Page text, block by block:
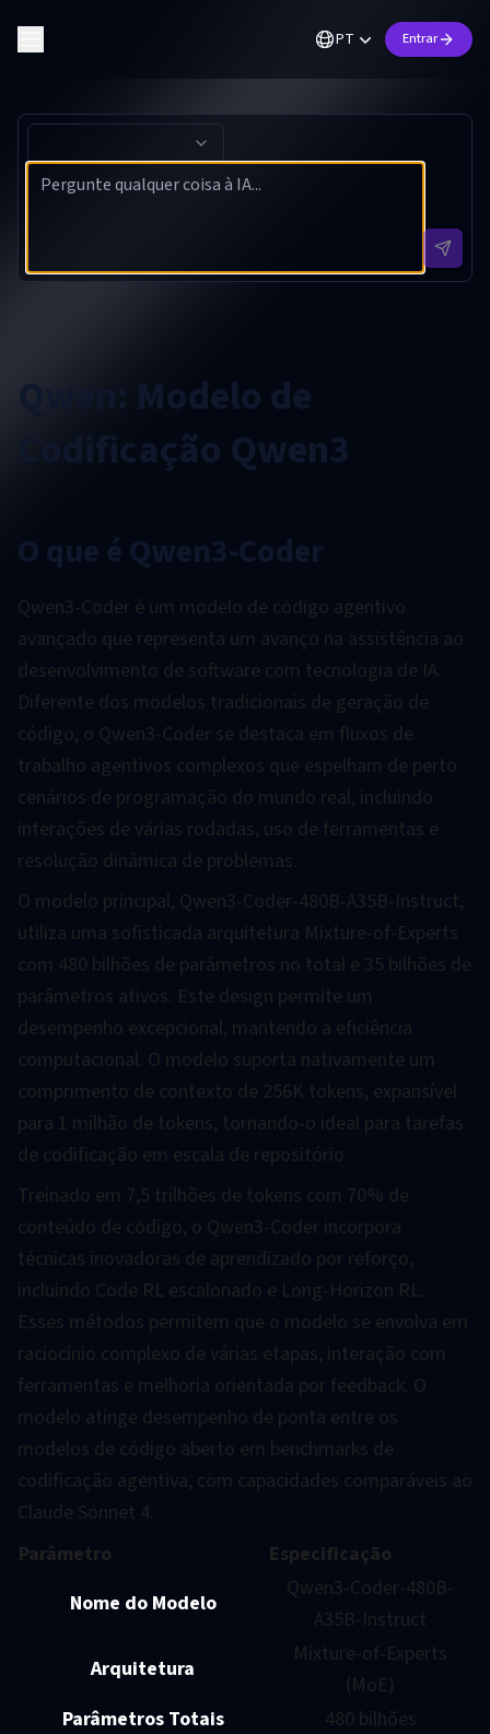
PT Entrar
Qwen: Modelo de
Codificação Qwen3
O que é Qwen3-Coder
Qwen3-Coder é um modelo de código agentivo
avançado que representa um avanço na assistência ao
desenvolvimento de software com tecnologia de IA.
Diferente dos modelos tradicionais de geração de
código, o Qwen3-Coder se destaca em fluxos de
trabalho agentivos complexos que espelham de perto
cenários de programação do mundo real, incluindo
interações de várias rodadas, uso de ferramentas e
resolução dinâmica de problemas.
O modelo principal, Qwen3-Coder-480B-A35B-Instruct,
utiliza uma sofisticada arquitetura Mixture-of-Experts
com 480 bilhões de parâmetros no total e 35 bilhões de
parâmetros ativos. Este design permite um
desempenho excepcional, mantendo a eficiência
computacional. O modelo suporta nativamente um
comprimento de contexto de 256K tokens, expansível
para 1 milhão de tokens, tornando-o ideal para tarefas
de codificação em escala de repositório.
Treinado em 7,5 trilhões de tokens com 70% de
conteúdo de código, o Qwen3-Coder incorpora
técnicas inovadoras de aprendizado por reforço,
incluindo Code RL escalonado e Long-Horizon RL.
Esses métodos permitem que o modelo se envolva em
raciocínio complexo de várias etapas, interação com
ferramentas e melhoria orientada por feedback. O
modelo atinge desempenho de ponta entre os
modelos de código aberto em benchmarks de
codificação agentiva, com capacidades comparáveis ao
Claude Sonnet 4.
Parâmetro
Especificação
Nome do Modelo
Qwen3-Coder-480B-
A35B-Instruct
Arquitetura
Mixture-of-Experts
(MoE)
Parâmetros Totais
480 bilhões